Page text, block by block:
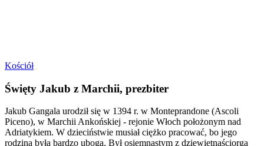
Kościół
Święty Jakub z Marchii, prezbiter
Jakub Gangala urodził się w 1394 r. w Monteprandone (Ascoli
Piceno), w Marchii Ankońskiej - rejonie Włoch położonym nad
Adriatykiem. W dzieciństwie musiał ciężko pracować, bo jego
rodzina była bardzo uboga. Był osiemnastym z dziewiętnaściorga